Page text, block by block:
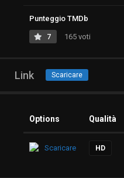
Punteggio TMDb
7 165 voti
Link Scaricare
Options Qualità
Scaricare HD